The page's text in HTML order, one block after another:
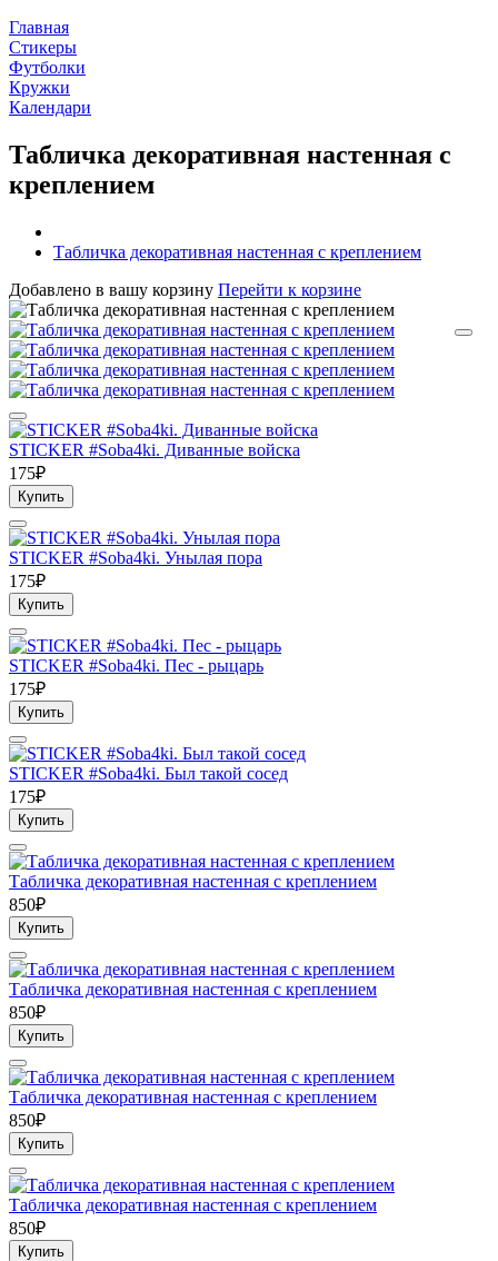
Главная
Стикеры
Футболки
Кружки
Календари
Табличка декоративная настенная с
креплением
Табличка декоративная настенная с креплением
Добавлено в вашу корзину Перейти к корзине
STICKER #Soba4ki. Диванные войска
175₽
Купить
STICKER #Soba4ki. Унылая пора
175₽
Купить
STICKER #Soba4ki. Пес - рыцарь
175₽
Купить
STICKER #Soba4ki. Был такой сосед
175₽
Купить
Табличка декоративная настенная с креплением
850₽
Купить
Табличка декоративная настенная с креплением
850₽
Купить
Табличка декоративная настенная с креплением
850₽
Купить
Табличка декоративная настенная с креплением
850₽
Купить